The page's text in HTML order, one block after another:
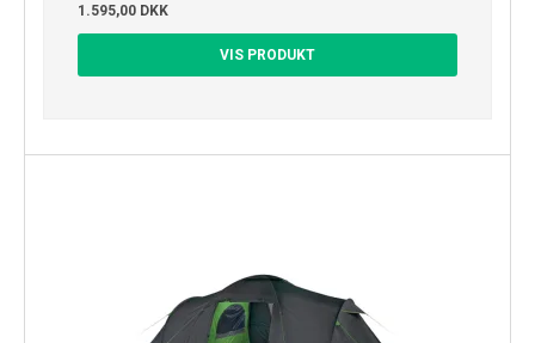
1.595,00 DKK
VIS PRODUKT